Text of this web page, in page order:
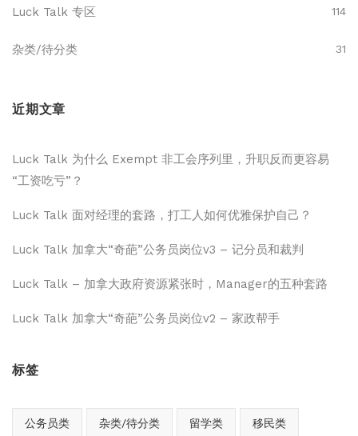
Luck Talk 专区 114
杂类/待分类 31
近期文章
Luck Talk 为什么 Exempt 非工会序列里，升职反而更容易
“工资吃亏”？
Luck Talk 面对经理的套路，打工人如何优雅保护自己？
Luck Talk 加拿大“奇葩”公务员岗位v3 – 记分员和裁判
Luck Talk – 加拿大政府资源紧张时，Manager的五种套路
Luck Talk 加拿大“奇葩”公务员岗位v2 – 家政帮手
标签
公务员类 杂类/待分类 留学类 移民类